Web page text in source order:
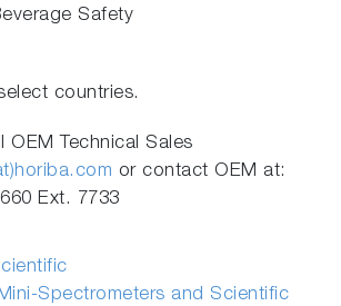
Safety
countries.
OEM Technical Sales
or contact OEM at:
Ext. 7733
Spectrometers and Scientific